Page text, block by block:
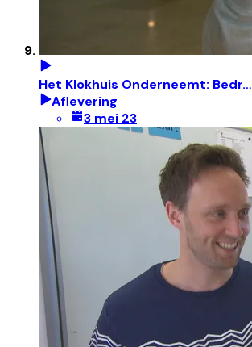
Het Klokhuis Onderneemt: Bedr…
Aflevering
3 mei 23